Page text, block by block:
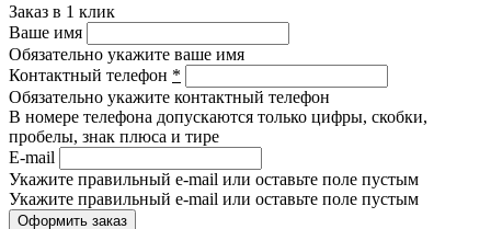
Заказ в 1 клик
Ваше имя
Обязательно укажите ваше имя
Контактный телефон *
Обязательно укажите контактный телефон
В номере телефона допускаются только цифры, скобки,
пробелы, знак плюса и тире
E-mail
Укажите правильный e-mail или оставьте поле пустым
Укажите правильный e-mail или оставьте поле пустым